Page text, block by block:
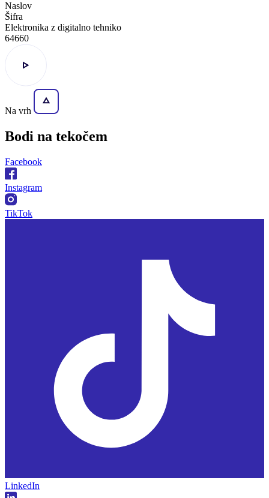
Naslov
Šifra
Elektronika z digitalno tehniko
64660
Na vrh
Bodi na tekočem
Facebook
Instagram
TikTok
LinkedIn